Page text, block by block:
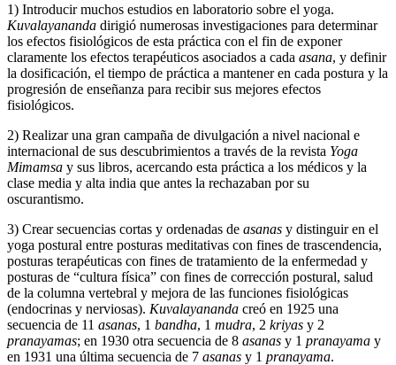
1) Introducir muchos estudios en laboratorio sobre el yoga.
Kuvalayananda dirigió numerosas investigaciones para determinar
los efectos fisiológicos de esta práctica con el fin de exponer
claramente los efectos terapéuticos asociados a cada asana, y definir
la dosificación, el tiempo de práctica a mantener en cada postura y la
progresión de enseñanza para recibir sus mejores efectos
fisiológicos.
2) Realizar una gran campaña de divulgación a nivel nacional e
internacional de sus descubrimientos a través de la revista Yoga
Mimamsa y sus libros, acercando esta práctica a los médicos y la
clase media y alta india que antes la rechazaban por su
oscurantismo.
3) Crear secuencias cortas y ordenadas de asanas y distinguir en el
yoga postural entre posturas meditativas con fines de trascendencia,
posturas terapéuticas con fines de tratamiento de la enfermedad y
posturas de “cultura física” con fines de corrección postural, salud
de la columna vertebral y mejora de las funciones fisiológicas
(endocrinas y nerviosas). Kuvalayananda creó en 1925 una
secuencia de 11 asanas, 1 bandha, 1 mudra, 2 kriyas y 2
pranayamas; en 1930 otra secuencia de 8 asanas y 1 pranayama y
en 1931 una última secuencia de 7 asanas y 1 pranayama.